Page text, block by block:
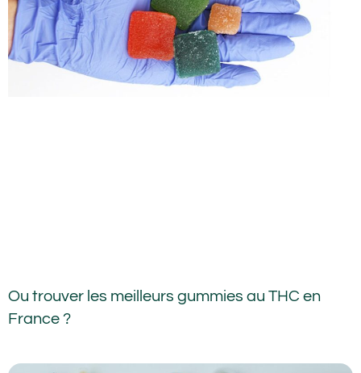
Ou trouver les meilleurs gummies au THC en
France ?